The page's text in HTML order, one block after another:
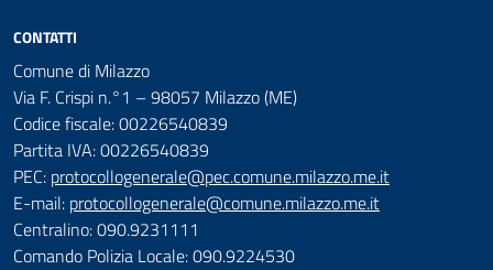
CONTATTI
Comune di Milazzo
Via F. Crispi n.°1 – 98057 Milazzo (ME)
Codice fiscale: 00226540839
Partita IVA: 00226540839
PEC: protocollogenerale@pec.comune.milazzo.me.it
E-mail: protocollogenerale@comune.milazzo.me.it
Centralino: 090.9231111
Comando Polizia Locale: 090.9224530